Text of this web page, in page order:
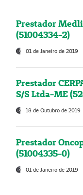
Prestador
(51004334-2)
01 de Janeiro de 2019
Prestador
S/S Ltda-ME
18 de Outubro de 2019
Prestador
(51004335-0)
01 de Janeiro de 2019